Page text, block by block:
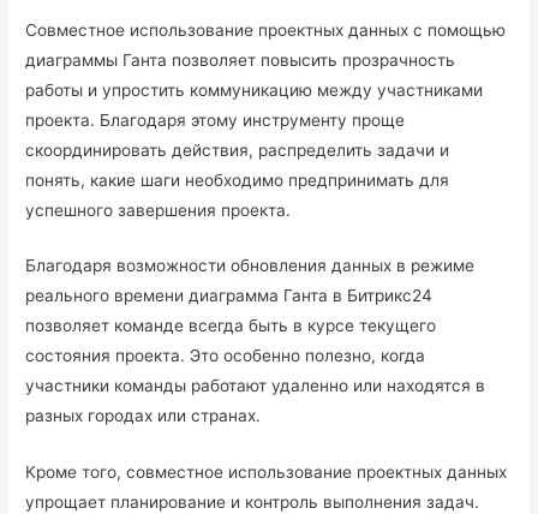
Совместное использование проектных данных с помощью
диаграммы Ганта позволяет повысить прозрачность
работы и упростить коммуникацию между участниками
проекта. Благодаря этому инструменту проще
скоординировать действия, распределить задачи и
понять, какие шаги необходимо предпринимать для
успешного завершения проекта.
Благодаря возможности обновления данных в режиме
реального времени диаграмма Ганта в Битрикс24
позволяет команде всегда быть в курсе текущего
состояния проекта. Это особенно полезно, когда
участники команды работают удаленно или находятся в
разных городах или странах.
Кроме того, совместное использование проектных данных
упрощает планирование и контроль выполнения задач.